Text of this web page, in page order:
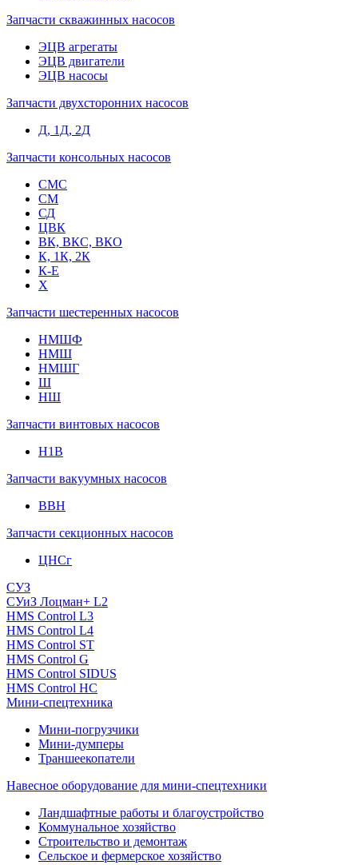
Запчасти скважинных насосов
ЭЦВ агрегаты
ЭЦВ двигатели
ЭЦВ насосы
Запчасти двухсторонних насосов
Д, 1Д, 2Д
Запчасти консольных насосов
СМС
СМ
СД
ЦВК
ВК, ВКС, ВКО
К, 1К, 2К
К-Е
Х
Запчасти шестеренных насосов
НМШФ
НМШ
НМШГ
Ш
НШ
Запчасти винтовых насосов
Н1В
Запчасти вакуумных насосов
ВВН
Запчасти секционных насосов
ЦНСг
СУЗ
СУиЗ Лоцман+ L2
HMS Control L3
HMS Control L4
HMS Control ST
HMS Control G
HMS Control SIDUS
HMS Control HC
Мини-спецтехника
Мини-погрузчики
Мини-думперы
Траншеекопатели
Навесное оборудование для мини-спецтехники
Ландшафтные работы и благоустройство
Коммунальное хозяйство
Строительство и демонтаж
Сельское и фермерское хозяйство